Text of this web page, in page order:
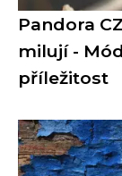
Pandora
milují -
příležitost